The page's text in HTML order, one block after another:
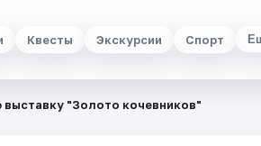
Квесты Экскурсии Спорт
"Золото кочевников"